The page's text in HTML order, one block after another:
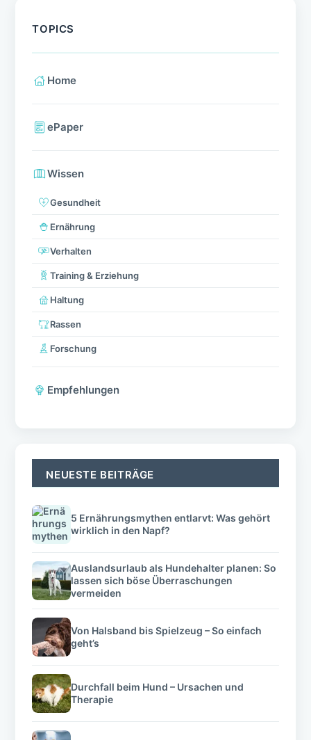
TOPICS
Home
ePaper
Wissen
Gesundheit
Ernährung
Verhalten
Training & Erziehung
Haltung
Rassen
Forschung
Empfehlungen
NEUESTE BEITRÄGE
5 Ernährungsmythen entlarvt: Was gehört
wirklich in den Napf?
Auslandsurlaub als Hundehalter planen: So
lassen sich böse Überraschungen
vermeiden
Von Halsband bis Spielzeug – So einfach
geht’s
Durchfall beim Hund – Ursachen und
Therapie